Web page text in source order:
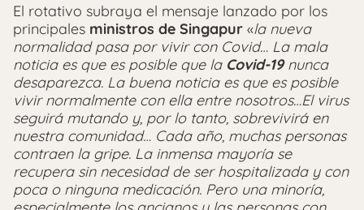
El rotativo subraya el mensaje lanzado por los
principales ministros de Singapur «la nueva
normalidad pasa por vivir con Covid… La mala
noticia es que es posible que la Covid-19nunca
desaparezca. La buena noticia es que es posible
vivir normalmente con ella entre nosotros…El virus
seguirá mutando y, por lo tanto, sobrevivirá en
nuestra comunidad… Cada año, muchas personas
contraen la gripe. La inmensa mayoría se
recupera sin necesidad de ser hospitalizada y con
poca o ninguna medicación. Pero una minoría,